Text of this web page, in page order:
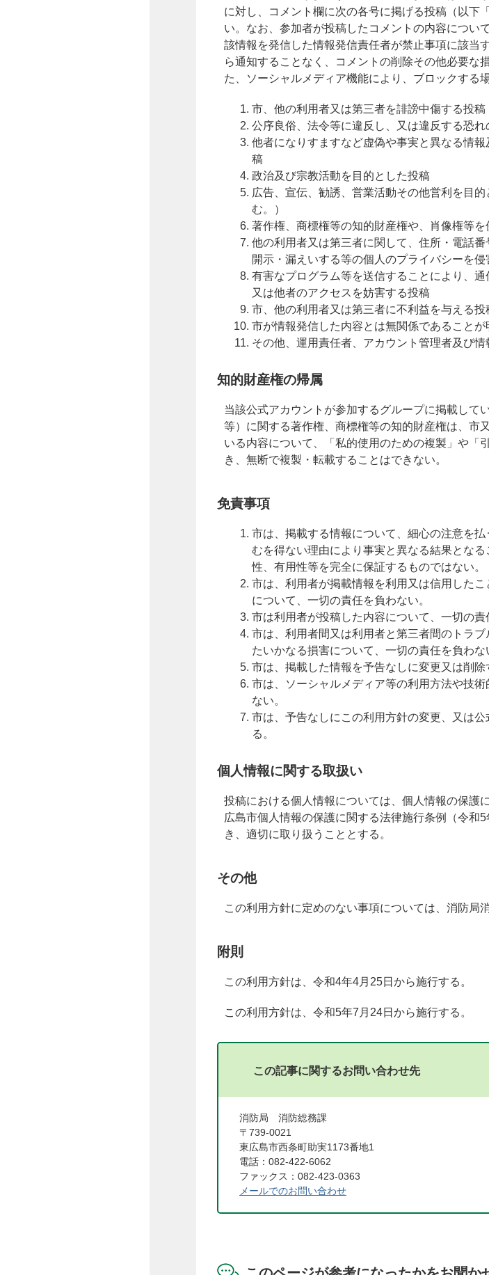
に対し、コメント欄に次の各号に掲げる投稿（以下
い。なお、参加者が投稿したコメントの内容につい
該情報を発信した情報発信責任者が禁止事項に該当
ら通知することなく、コメントの削除その他必要な
た、ソーシャルメディア機能により、ブロックする
市、他の利用者又は第三者を誹謗中傷する投稿
公序良俗、法令等に違反し、又は違反する恐れ
他者になりすますなど虚偽や事実と異なる情
稿
政治及び宗教活動を目的とした投稿
広告、宣伝、勧誘、営業活動その他営利を目
む。）
著作権、商標権等の知的財産権や、肖像権等
他の利用者又は第三者に関して、住所・電話
開示・漏えいする等の個人のプライバシーを侵
有害なプログラム等を送信することにより、
又は他者のアクセスを妨害する投稿
市、他の利用者又は第三者に不利益を与える投
市が情報発信した内容とは無関係であることが
その他、運用責任者、アカウント管理者及び
知的財産権の帰属
当該公式アカウントが参加するグループに掲載して
等）に関する著作権、商標権等の知的財産権は、市
いる内容について、「私的使用のための複製」や「
き、無断で複製・転載することはできない。
免責事項
市は、掲載する情報について、細心の注意を
むを得ない理由により事実と異なる結果とな
性、有用性等を完全に保証するものではない。
市は、利用者が掲載情報を利用又は信用した
について、一切の責任を負わない。
市は利用者が投稿した内容について、一切の責
市は、利用者間又は利用者と第三者間のトラ
たいかなる損害について、一切の責任を負わな
市は、掲載した情報を予告なしに変更又は削除
市は、ソーシャルメディア等の利用方法や技
ない。
市は、予告なしにこの利用方針の変更、又は
る。
個人情報に関する取扱い
投稿における個人情報については、個人情報の保護
広島市個人情報の保護に関する法律施行条例（令和
き、適切に取り扱うこととする。
その他
この利用方針に定めのない事項については、消防局
附則
この利用方針は、令和4年4月25日から施行する。
この利用方針は、令和5年7月24日から施行する。
この記事に関するお問い合わせ先
消防局 消防総務課
〒739-0021
東広島市西条町助実1173番地1
電話：082-422-6062
ファックス：082-423-0363
メールでのお問い合わせ